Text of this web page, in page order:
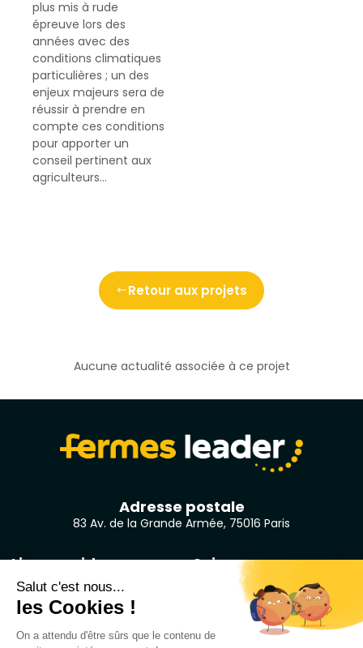
plus mis à rude
épreuve lors des
années avec des
conditions climatiques
particulières ; un des
enjeux majeurs sera de
réussir à prendre en
compte ces conditions
pour apporter un
conseil pertinent aux
agriculteurs…
Retour aux projets
Aucune actualité associée à ce projet
Adresse postale
83 Av. de la Grande Armée, 75016 Paris
Liens rapides
Accueil
Qui sommes-nous ?
Suivez-nous
LinkedIn
Facebook
Youtube